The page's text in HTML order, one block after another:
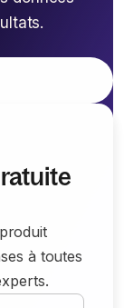
à toutes